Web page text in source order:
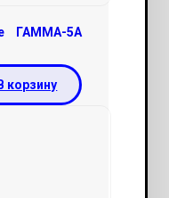
ГАММА-5А
В корзину